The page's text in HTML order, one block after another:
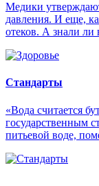
Медики
давления. И еще,
отеков. А знали ли
Стандарты
«Вода считается
государственным
питьевой воде,